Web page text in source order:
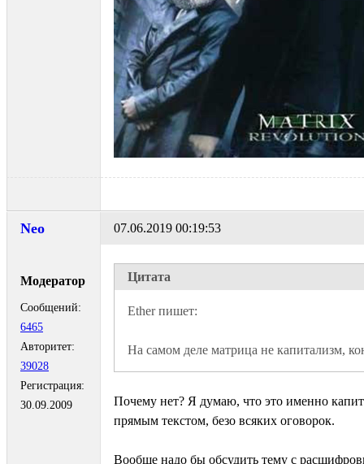
Neo
Модератор
Сообщений:
6465
Авторитет:
39028
Регистрация:
30.09.2009
07.06.2019 00:19:53
Цитата
На самом деле матрица не капитализм,
Почему нет? Я думаю, что это именно
прямым текстом, безо всяких оговорок.
Вообще надо бы обсудить тему с